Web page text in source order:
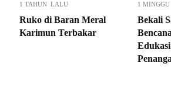
1 TAHUN LALU
Ruko di Baran Meral
Karimun Terbakar
1
Bekali